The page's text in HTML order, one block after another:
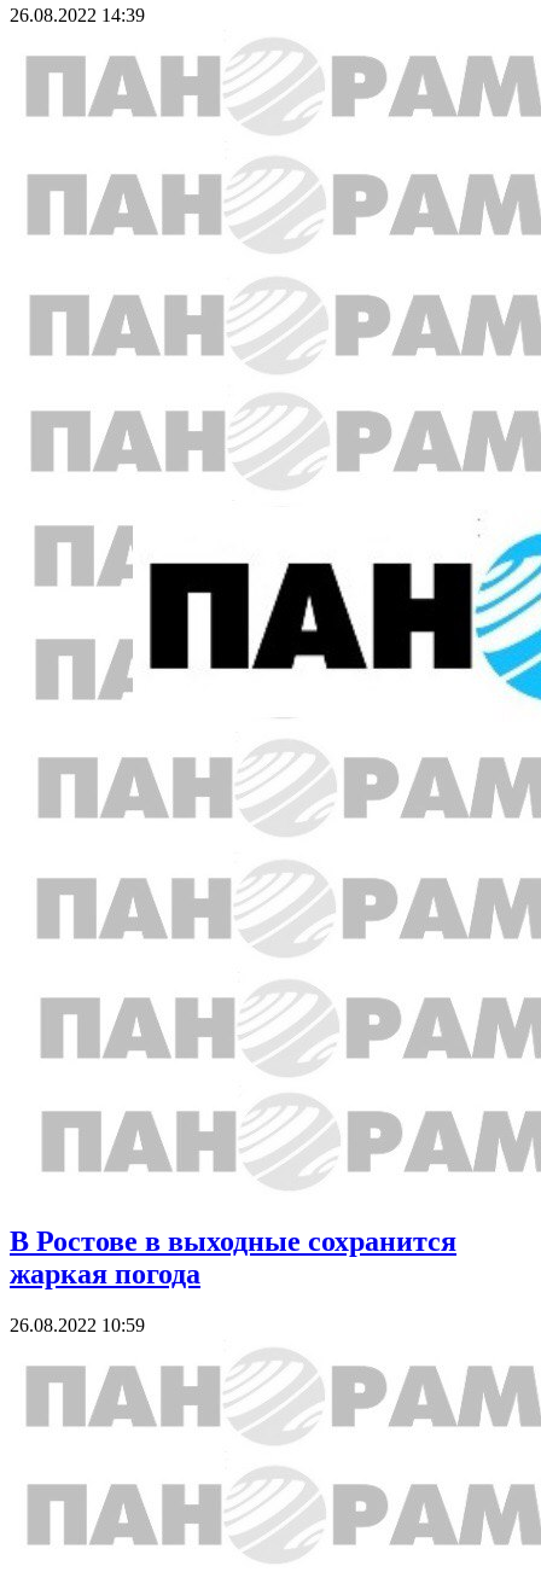
26.08.2022 14:39
В Ростове в выходные сохранится
жаркая погода
26.08.2022 10:59